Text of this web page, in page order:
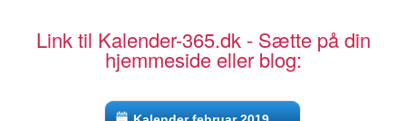
Link til Kalender-365.dk - Sætte på din
hjemmeside eller blog: